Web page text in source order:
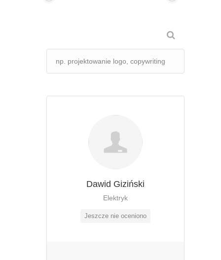
Dawid Giziński
Elektryk
Jeszcze nie oceniono